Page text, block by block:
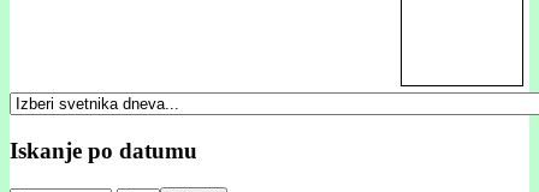
Iskanje po datumu